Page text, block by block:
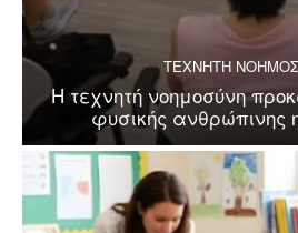
ΤΕΧΝΗΤΗ
Η τεχνητή νοημοσύνη
φυσικής ανθρώπινης